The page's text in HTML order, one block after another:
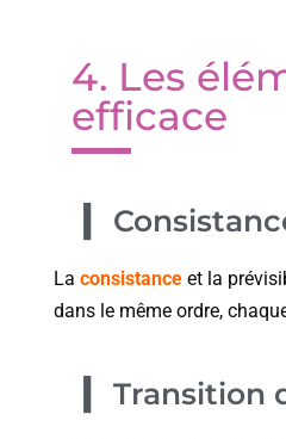
4. Les
efficace
La consistance et la
dans le même ordre,
Transition